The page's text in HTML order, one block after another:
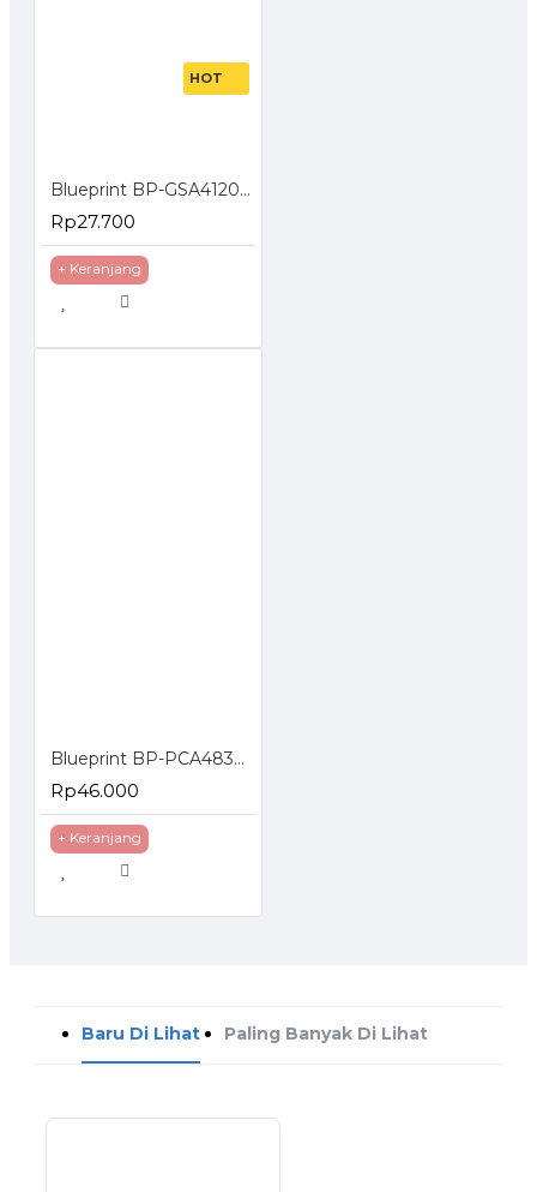
HOT
Blueprint BP-GSA4120 Glossy Sticker A4
Rp27.700
+ Keranjang
Blueprint BP-PCA4830 Printable Card A4
Rp46.000
+ Keranjang
Baru Di Lihat Paling Banyak Di Lihat